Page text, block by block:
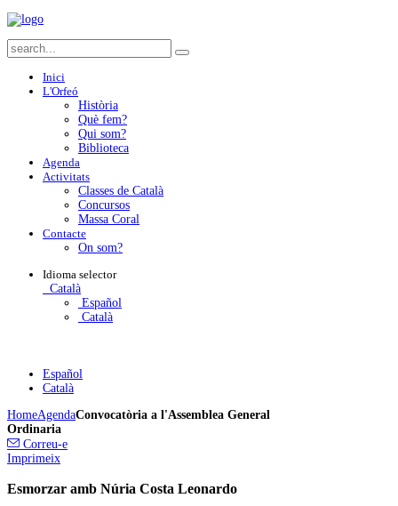
Inici
L'Orfeó
Història
Què fem?
Qui som?
Biblioteca
Agenda
Activitats
Classes de Català
Concursos
Massa Coral
Contacte
On som?
Idioma selector
Català
Español
Català
Español
Català
HomeAgendaConvocatòria a l'Assemblea General
Ordinaria
Correu-e
Imprimeix
Esmorzar amb Núria Costa Leonardo